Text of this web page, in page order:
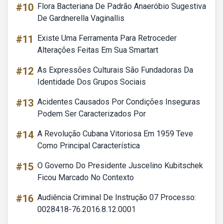
#10 Flora Bacteriana De Padrão Anaeróbio Sugestiva
De Gardnerella Vaginallis
#11
Existe Uma Ferramenta Para Retroceder
Alterações Feitas Em Sua Smartart
#12 As Expressões Culturais São Fundadoras Da
Identidade Dos Grupos Sociais
#13 Acidentes Causados Por Condições Inseguras
Podem Ser Caracterizados Por
#14 A Revolução Cubana Vitoriosa Em 1959 Teve
Como Principal Característica
#15 O Governo Do Presidente Juscelino Kubitschek
Ficou Marcado No Contexto
#16 Audiência Criminal De Instrução 07 Processo:
0028418-76.2016.8.12.0001